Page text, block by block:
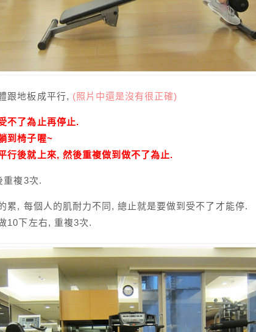
跟地板成平行, (照片中還是沒有很正確)
不了為止再停止.
到椅子喔~
行後就上來, 然後重複做到做不了為止.
重複3次.
累, 每個人的肌耐力不同, 總止就是要做到受不了才能停.
10下左右, 重複3次.